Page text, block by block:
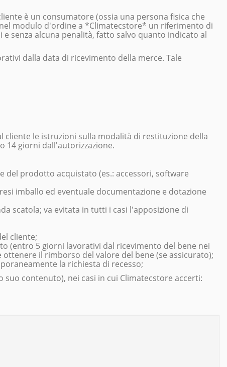
è un consumatore (ossia una persona fisica che
modulo d'ordine a *Climatecstore* un riferimento di
senza alcuna penalità, fatto salvo quanto indicato al
dalla data di ricevimento della merce. Tale
le istruzioni sulla modalità di restituzione della
14 giorni dall'autorizzazione.
del prodotto acquistato (es.: accessori, software
imballo ed eventuale documentazione e dotazione
scatola; va evitata in tutti i casi l'apposizione di
cliente;
(entro 5 giorni lavorativi dal ricevimento del bene nei
il rimborso del valore del bene (se assicurato);
la richiesta di recesso;
contenuto), nei casi in cui Climatecstore accerti: